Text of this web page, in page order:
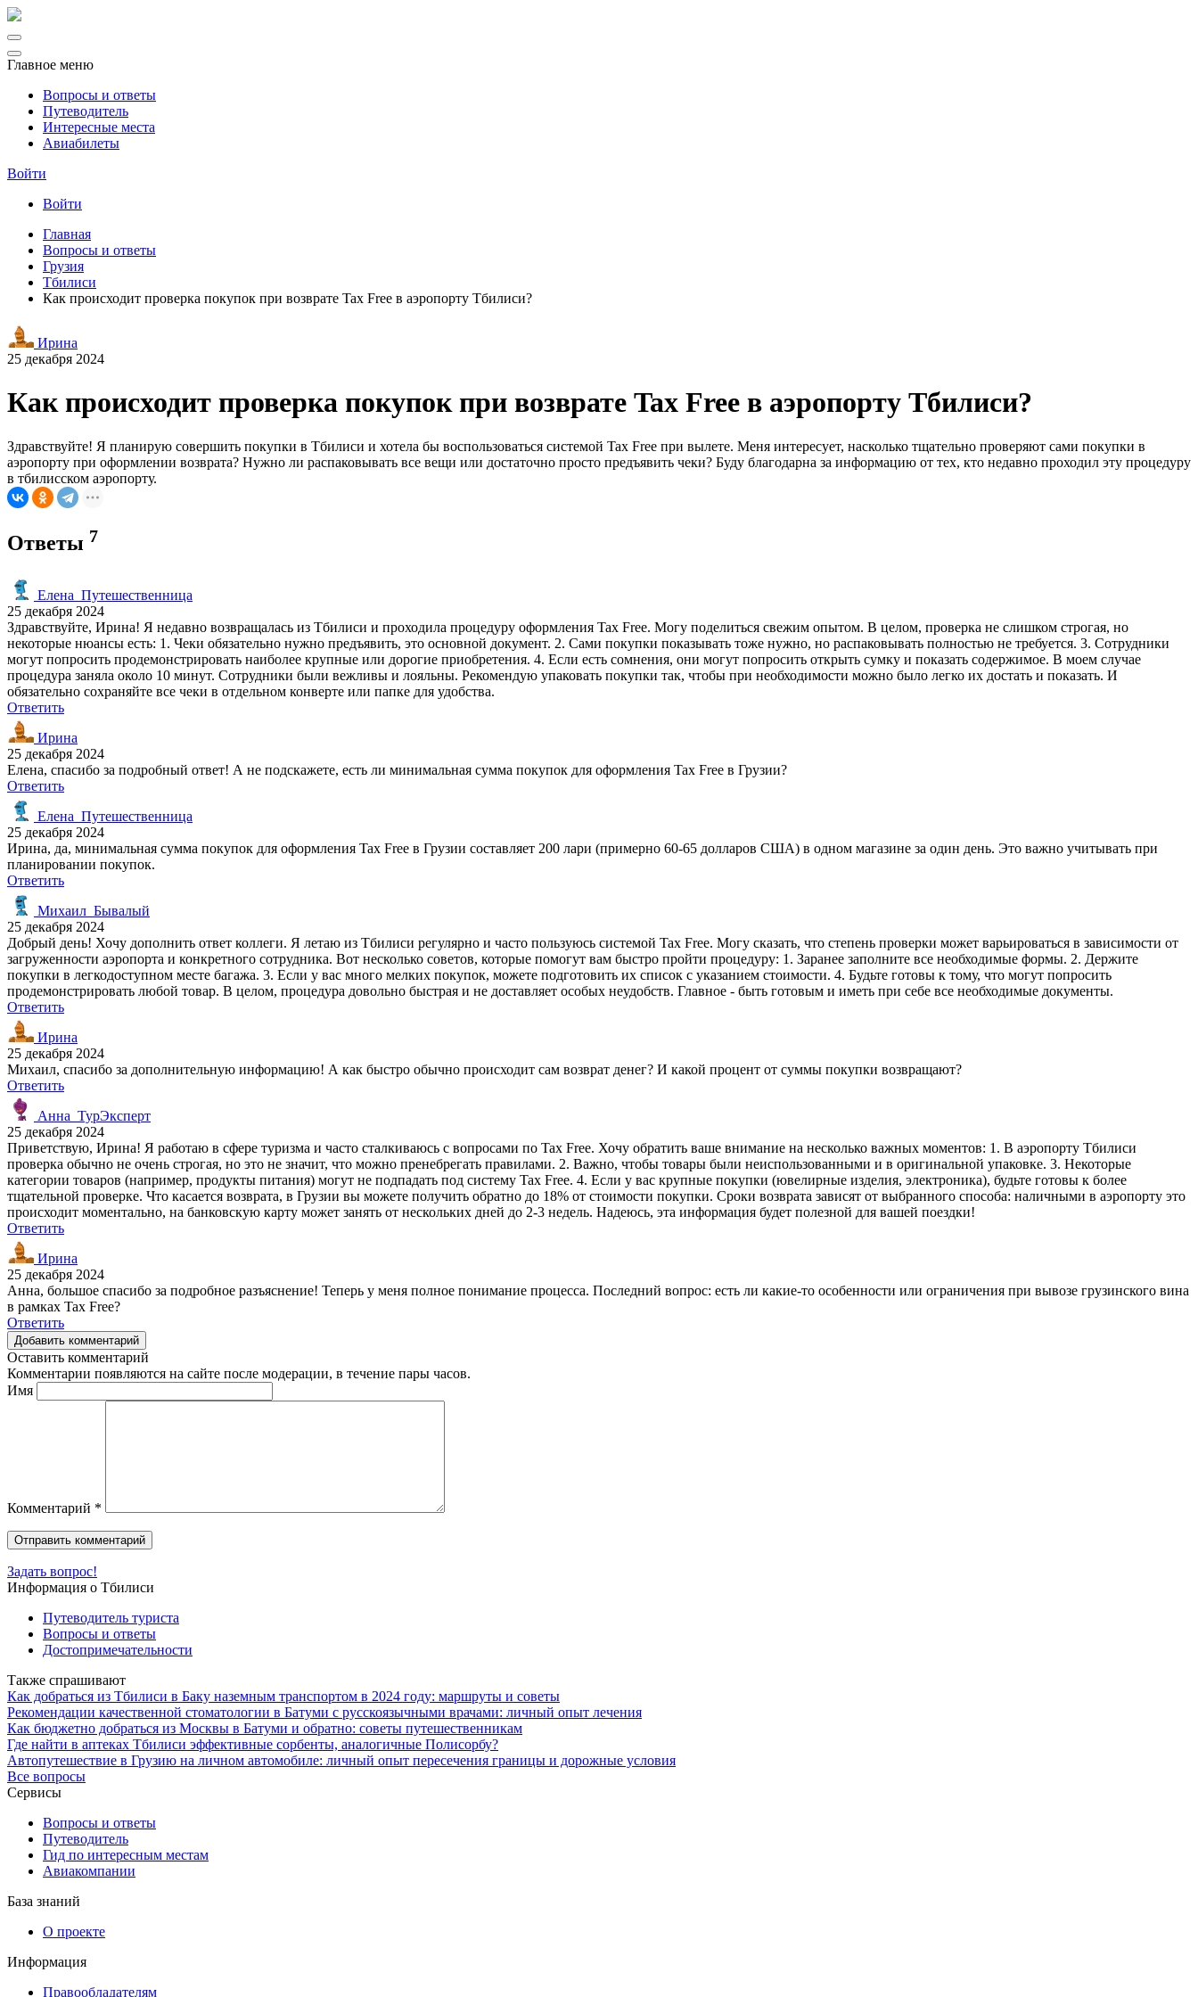
Главное меню
Вопросы и ответы
Путеводитель
Интересные места
Авиабилеты
Войти
Войти
Главная
Вопросы и ответы
Грузия
Тбилиси
Как происходит проверка покупок при возврате Tax Free в аэропорту Тбилиси?
Ирина
25 декабря 2024
Как происходит проверка покупок при возврате Tax Free в аэропорту Тбилиси?
Здравствуйте! Я планирую совершить покупки в Тбилиси и хотела бы воспользоваться системой Tax Free при вылете. Меня интересует, насколько тщательно проверяют сами покупки в
аэропорту при оформлении возврата? Нужно ли распаковывать все вещи или достаточно просто предъявить чеки? Буду благодарна за информацию от тех, кто недавно проходил эту процедуру
в тбилисском аэропорту.
Ответы 7
Елена_Путешественница
25 декабря 2024
Здравствуйте, Ирина! Я недавно возвращалась из Тбилиси и проходила процедуру оформления Tax Free. Могу поделиться свежим опытом. В целом, проверка не слишком строгая, но
некоторые нюансы есть: 1. Чеки обязательно нужно предъявить, это основной документ. 2. Сами покупки показывать тоже нужно, но распаковывать полностью не требуется. 3. Сотрудники
могут попросить продемонстрировать наиболее крупные или дорогие приобретения. 4. Если есть сомнения, они могут попросить открыть сумку и показать содержимое. В моем случае
процедура заняла около 10 минут. Сотрудники были вежливы и лояльны. Рекомендую упаковать покупки так, чтобы при необходимости можно было легко их достать и показать. И
обязательно сохраняйте все чеки в отдельном конверте или папке для удобства.
Ответить
Ирина
25 декабря 2024
Елена, спасибо за подробный ответ! А не подскажете, есть ли минимальная сумма покупок для оформления Tax Free в Грузии?
Ответить
Елена_Путешественница
25 декабря 2024
Ирина, да, минимальная сумма покупок для оформления Tax Free в Грузии составляет 200 лари (примерно 60-65 долларов США) в одном магазине за один день. Это важно учитывать при
планировании покупок.
Ответить
Михаил_Бывалый
25 декабря 2024
Добрый день! Хочу дополнить ответ коллеги. Я летаю из Тбилиси регулярно и часто пользуюсь системой Tax Free. Могу сказать, что степень проверки может варьироваться в зависимости от
загруженности аэропорта и конкретного сотрудника. Вот несколько советов, которые помогут вам быстро пройти процедуру: 1. Заранее заполните все необходимые формы. 2. Держите
покупки в легкодоступном месте багажа. 3. Если у вас много мелких покупок, можете подготовить их список с указанием стоимости. 4. Будьте готовы к тому, что могут попросить
продемонстрировать любой товар. В целом, процедура довольно быстрая и не доставляет особых неудобств. Главное - быть готовым и иметь при себе все необходимые документы.
Ответить
Ирина
25 декабря 2024
Михаил, спасибо за дополнительную информацию! А как быстро обычно происходит сам возврат денег? И какой процент от суммы покупки возвращают?
Ответить
Анна_ТурЭксперт
25 декабря 2024
Приветствую, Ирина! Я работаю в сфере туризма и часто сталкиваюсь с вопросами по Tax Free. Хочу обратить ваше внимание на несколько важных моментов: 1. В аэропорту Тбилиси
проверка обычно не очень строгая, но это не значит, что можно пренебрегать правилами. 2. Важно, чтобы товары были неиспользованными и в оригинальной упаковке. 3. Некоторые
категории товаров (например, продукты питания) могут не подпадать под систему Tax Free. 4. Если у вас крупные покупки (ювелирные изделия, электроника), будьте готовы к более
тщательной проверке. Что касается возврата, в Грузии вы можете получить обратно до 18% от стоимости покупки. Сроки возврата зависят от выбранного способа: наличными в аэропорту это
происходит моментально, на банковскую карту может занять от нескольких дней до 2-3 недель. Надеюсь, эта информация будет полезной для вашей поездки!
Ответить
Ирина
25 декабря 2024
Анна, большое спасибо за подробное разъяснение! Теперь у меня полное понимание процесса. Последний вопрос: есть ли какие-то особенности или ограничения при вывозе грузинского вина
в рамках Tax Free?
Ответить
Добавить комментарий
Оставить комментарий
Комментарии появляются на сайте после модерации, в течение пары часов.
Имя
Комментарий *
Задать вопрос!
Информация о Тбилиси
Путеводитель туриста
Вопросы и ответы
Достопримечательности
Также спрашивают
Как добраться из Тбилиси в Баку наземным транспортом в 2024 году: маршруты и советы
Рекомендации качественной стоматологии в Батуми с русскоязычными врачами: личный опыт лечения
Как бюджетно добраться из Москвы в Батуми и обратно: советы путешественникам
Где найти в аптеках Тбилиси эффективные сорбенты, аналогичные Полисорбу?
Автопутешествие в Грузию на личном автомобиле: личный опыт пересечения границы и дорожные условия
Все вопросы
Сервисы
Вопросы и ответы
Путеводитель
Гид по интересным местам
Авиакомпании
База знаний
О проекте
Информация
Правообладателям